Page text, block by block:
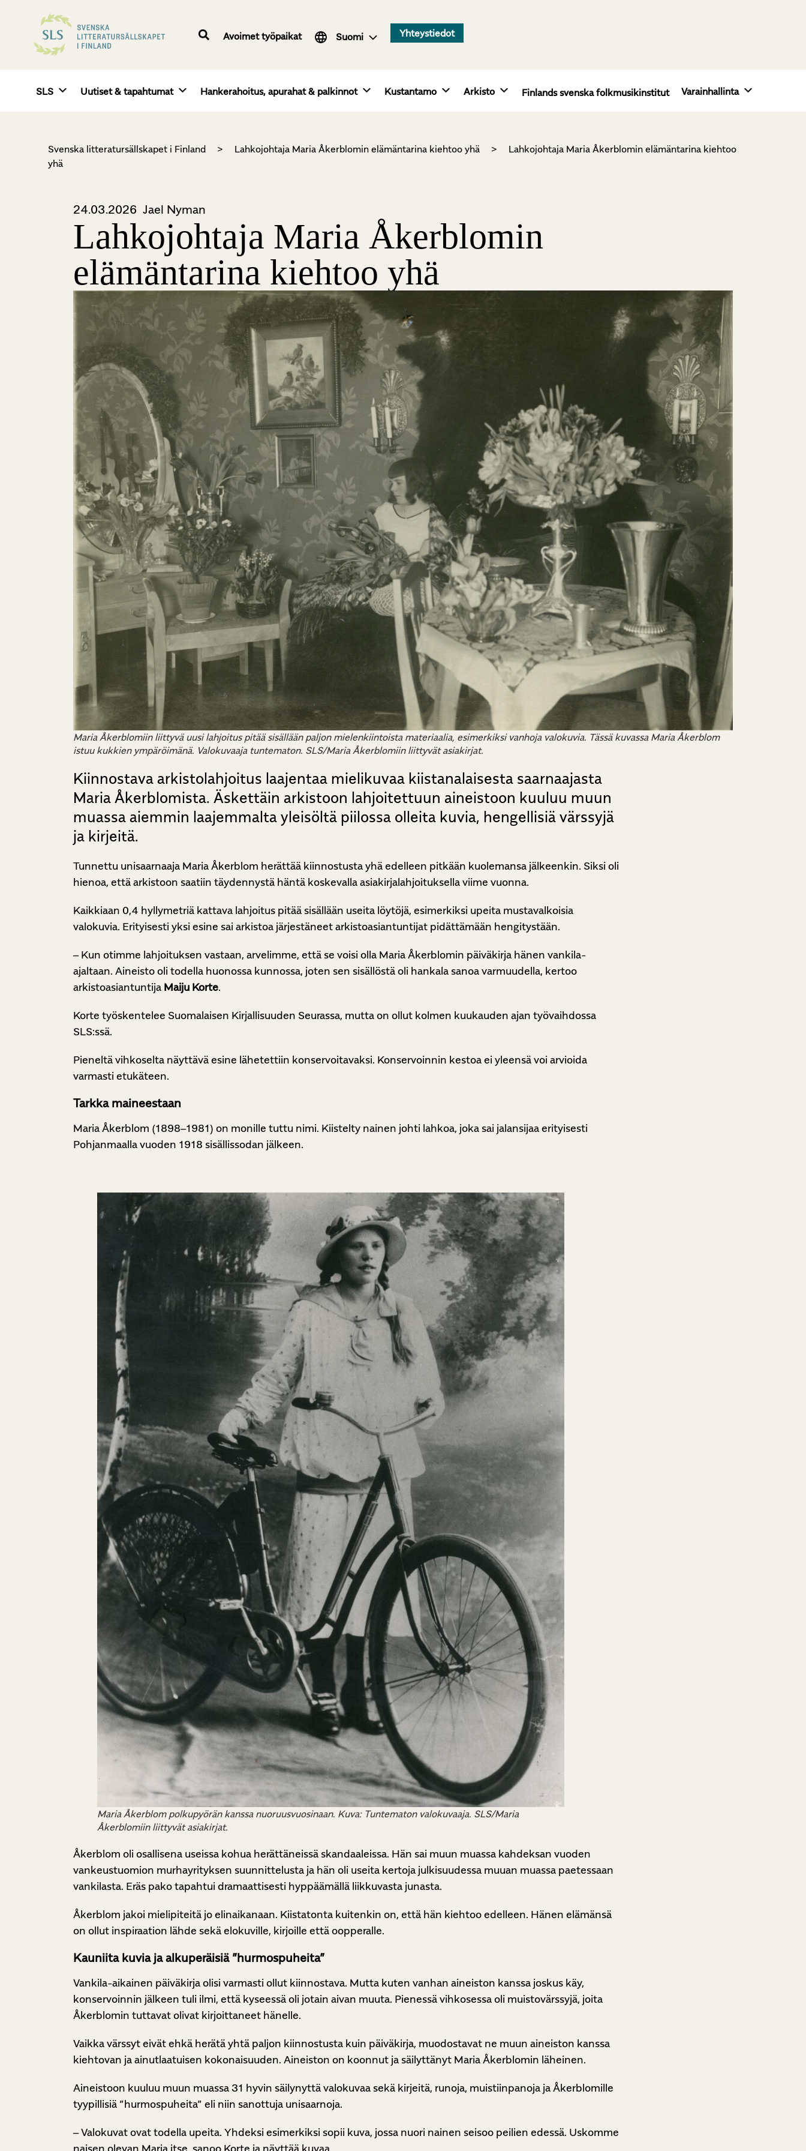
Avoimet työpaikat Suomi
English Yhteystiedot
SLS Uutiset & tapahtumat Hankerahoitus, apurahat & palkinnot Kustantamo Arkisto Finlands svenska folkmusikinstitut Varainhallinta
Svenska litteratursällskapet i Finland > Lahkojohtaja Maria Åkerblomin elämäntarina kiehtoo yhä >
Lahkojohtaja Maria Åkerblomin elämäntarina kiehtoo
yhä
24.03.2026 Jael Nyman
Lahkojohtaja Maria Åkerblomin
elämäntarina kiehtoo yhä
Maria Åkerblomiin liittyvä uusi lahjoitus pitää sisällään paljon mielenkiintoista materiaalia, esimerkiksi vanhoja valokuvia. Tässä kuvassa Maria Åkerblom
istuu kukkien ympäröimänä. Valokuvaaja tuntematon. SLS/Maria Åkerblomiin liittyvät asiakirjat.
Kiinnostava arkistolahjoitus laajentaa mielikuvaa kiistanalaisesta saarnaajasta
Maria Åkerblomista. Äskettäin arkistoon lahjoitettuun aineistoon kuuluu muun
muassa aiemmin laajemmalta yleisöltä piilossa olleita kuvia, hengellisiä värssyjä
ja kirjeitä.
Tunnettu unisaarnaaja Maria Åkerblom herättää kiinnostusta yhä edelleen pitkään kuolemansa jälkeenkin. Siksi oli
hienoa, että arkistoon saatiin täydennystä häntä koskevalla asiakirjalahjoituksella viime vuonna.
Kaikkiaan 0,4 hyllymetriä kattava lahjoitus pitää sisällään useita löytöjä, esimerkiksi upeita mustavalkoisia
valokuvia. Erityisesti yksi esine sai arkistoa järjestäneet arkistoasiantuntijat pidättämään hengitystään.
– Kun otimme lahjoituksen vastaan, arvelimme, että se voisi olla Maria Åkerblomin päiväkirja hänen vankila-
ajaltaan. Aineisto oli todella huonossa kunnossa, joten sen sisällöstä oli hankala sanoa varmuudella, kertoo
arkistoasiantuntija Maiju Korte.
Korte työskentelee Suomalaisen Kirjallisuuden Seurassa, mutta on ollut kolmen kuukauden ajan työvaihdossa
SLS:ssä.
Pieneltä vihkoselta näyttävä esine lähetettiin konservoitavaksi. Konservoinnin kestoa ei yleensä voi arvioida
varmasti etukäteen.
Tarkka maineestaan
Maria Åkerblom (1898–1981) on monille tuttu nimi. Kiistelty nainen johti lahkoa, joka sai jalansijaa erityisesti
Pohjanmaalla vuoden 1918 sisällissodan jälkeen.
Maria Åkerblom polkupyörän kanssa nuoruusvuosinaan. Kuva: Tuntematon valokuvaaja. SLS/Maria
Åkerblomiin liittyvät asiakirjat.
Åkerblom oli osallisena useissa kohua herättäneissä skandaaleissa. Hän sai muun muassa kahdeksan vuoden
vankeustuomion murhayrityksen suunnittelusta ja hän oli useita kertoja julkisuudessa muuan muassa paetessaan
vankilasta. Eräs pako tapahtui dramaattisesti hyppäämällä liikkuvasta junasta.
Åkerblom jakoi mielipiteitä jo elinaikanaan. Kiistatonta kuitenkin on, että hän kiehtoo edelleen. Hänen elämänsä
on ollut inspiraation lähde sekä elokuville, kirjoille että oopperalle.
Kauniita kuvia ja alkuperäisiä ”hurmospuheita”
Vankila-aikainen päiväkirja olisi varmasti ollut kiinnostava. Mutta kuten vanhan aineiston kanssa joskus käy,
konservoinnin jälkeen tuli ilmi, että kyseessä oli jotain aivan muuta. Pienessä vihkosessa oli muistovärssyjä, joita
Åkerblomin tuttavat olivat kirjoittaneet hänelle.
Vaikka värssyt eivät ehkä herätä yhtä paljon kiinnostusta kuin päiväkirja, muodostavat ne muun aineiston kanssa
kiehtovan ja ainutlaatuisen kokonaisuuden. Aineiston on koonnut ja säilyttänyt Maria Åkerblomin läheinen.
Aineistoon kuuluu muun muassa 31 hyvin säilynyttä valokuvaa sekä kirjeitä, runoja, muistiinpanoja ja Åkerblomille
tyypillisiä ”hurmospuheita” eli niin sanottuja unisaarnoja.
– Valokuvat ovat todella upeita. Yhdeksi esimerkiksi sopii kuva, jossa nuori nainen seisoo peilien edessä. Uskomme
naisen olevan Maria itse, sanoo Korte ja näyttää kuvaa.